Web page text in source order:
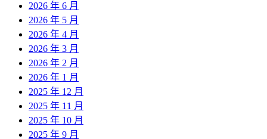
2026 年 6 月
2026 年 5 月
2026 年 4 月
2026 年 3 月
2026 年 2 月
2026 年 1 月
2025 年 12 月
2025 年 11 月
2025 年 10 月
2025 年 9 月